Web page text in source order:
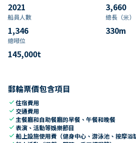
2021 3,660
船員人數
1,346
總長（米）
330m
總噸位
145,000t
郵輪票價包含項目
check住宿費用
check 交通費用
check 主餐廳和自助餐廳的早餐、午餐和晚餐
check表演、活動等娛樂節目
check船上設施使用費（健身中心、游泳池、按摩浴